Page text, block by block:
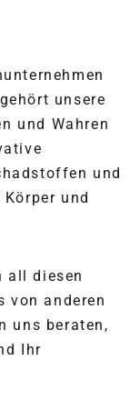
unsere
und Wahren
und
und
all diesen
von anderen
uns beraten,
Ihr